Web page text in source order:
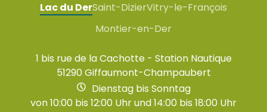
Lac du DerSaint-DizierVitry-le-François
Montier-en-Der
1 bis rue de la Cachotte - Station Nautique
51290 Giffaumont-Champaubert
Dienstag bis Sonntag
von 10:00 bis 12:00 Uhr und 14:00 bis 18:00 Uhr